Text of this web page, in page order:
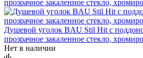
Душевой уголок BAU Stil Hit с
прозрачное закаленное стекло,
Нет в наличии